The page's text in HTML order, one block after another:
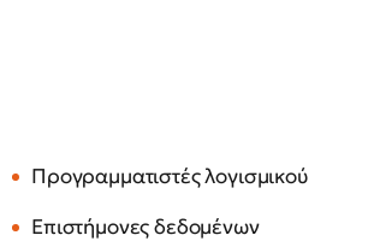
Προγραμματιστές λογισμικού
Επιστήμονες δεδομένων